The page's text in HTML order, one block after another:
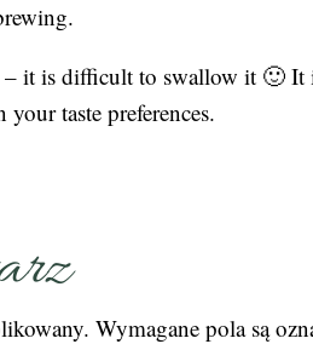
it is difficult to swallow it 🙂
taste preferences.
Wymagane pola są